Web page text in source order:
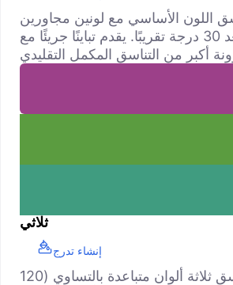
اللون الأساسي مع لونين مجاورين
لمكمله، على بُعد 30 درجة تقريبًا. يقدم تباينًا جريئًا مع
ثلاثي
إنشاء تدرج
يتضمن هذا التناسق ثلاثة ألوان متباعدة بالتساوي (120